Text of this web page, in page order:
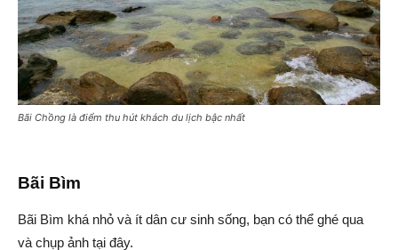
Bãi Chồng là điểm thu hút khách du lịch bậc nhất
Bãi Bìm
Bãi Bìm khá nhỏ và ít dân cư sinh sống, bạn có thể ghé qua
và chụp ảnh tại đây.